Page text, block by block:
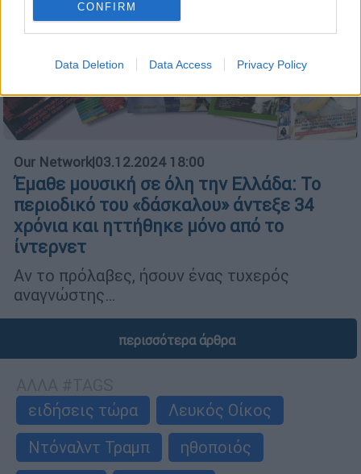
CONFIRM
Data Deletion Data Access Privacy Policy
Our Network|03.12.2024 18:00
Έμαθε μουσική σε όλη την Ελλάδα: Το
περιοδικό του «δάσκαλου» άντεξε 34
χρόνια και ηττήθηκε μόνο από το
ίντερνετ
Αν το πρόλαβες, ήσουν ένας τυχερός
αναγνώστης…
περισσότερα άρθρα
ειδήσεις τώρα
Λευκός Οίκος
Ντόναλντ Τραμπ
ηθοποιός